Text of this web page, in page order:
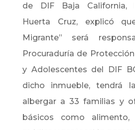
de DIF Baja California,
Huerta Cruz, explicó
Migrante” será
Procuraduría de
y Adolescentes del DIF
dicho inmueble, tendrá
albergar a 33 familias y
básicos como alimento,